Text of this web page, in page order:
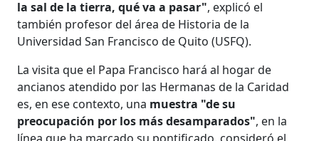
la sal de la tierra, qué va a pasar", explicó el
también profesor del área de Historia de la
Universidad San Francisco de Quito (USFQ).
La visita que el Papa Francisco hará al hogar de
ancianos atendido por las Hermanas de la Caridad
es, en ese contexto, una muestra "de su
preocupación por los más desamparados", en la